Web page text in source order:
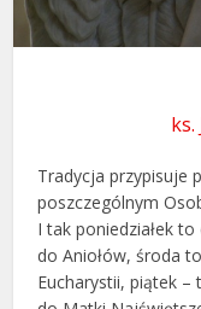
ks.
Tradycja przypisuje
poszczególnym
I tak poniedziałek
do Aniołów, środa
Eucharystii, piątek